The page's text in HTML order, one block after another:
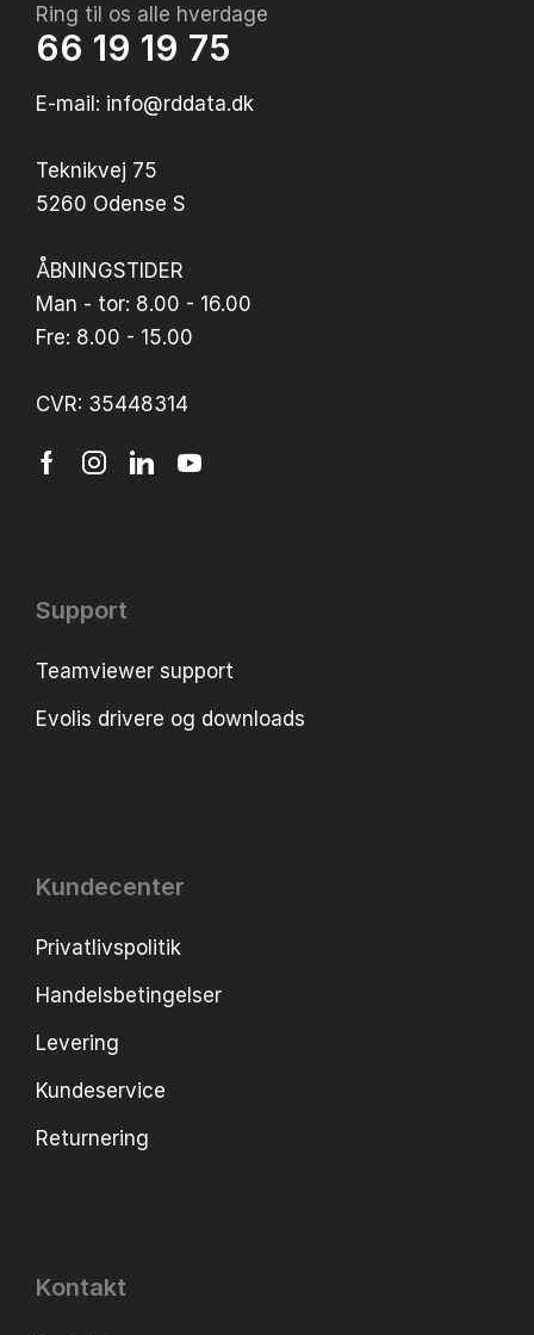
Ring til os alle hverdage
66 19 19 75
E-mail: info@rddata.dk
Teknikvej 75
5260 Odense S
ÅBNINGSTIDER
Man - tor: 8.00 - 16.00
Fre: 8.00 - 15.00
CVR: 35448314
Support
Teamviewer support
Evolis drivere og downloads
Kundecenter
Privatlivspolitik
Handelsbetingelser
Levering
Kundeservice
Returnering
Kontakt